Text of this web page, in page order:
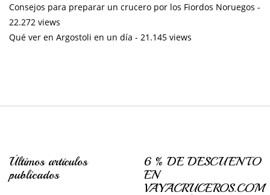
Consejos para preparar un crucero por los Fiordos Noruegos -
22.272 views
Qué ver en Argostoli en un día - 21.145 views
Últimos artículos
publicados
6 % DE DESCUENTO
EN
VAYACRUCEROS.COM